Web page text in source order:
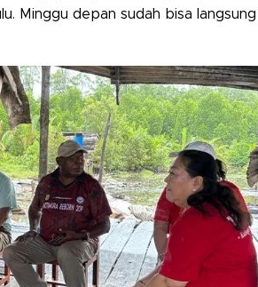
Minggu depan sudah bisa langsung